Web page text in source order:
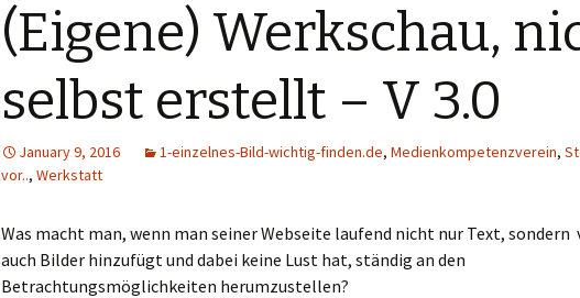
(Eigene) Werkschau,
selbst erstellt – V 3.0
January 9, 2016 1-einzelnes-Bild-wichtig-finden.de, Medienkompetenzverein,
vor.., Werkstatt
Was macht man, wenn man seiner Webseite laufend nicht nur Text,
auch Bilder hinzufügt und dabei keine Lust hat, ständig an den
Betrachtungsmöglichkeiten herumzustellen?